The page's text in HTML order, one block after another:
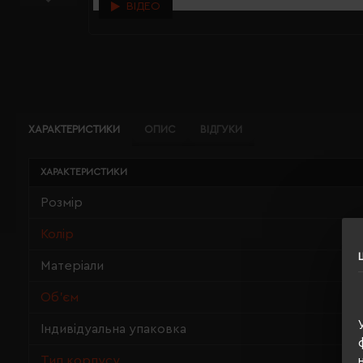
ВІДЕО
ХАРАКТЕРИСТИКИ ОПИС ВІДГУКИ
ХАРАКТЕРИСТИКИ
Розмір
Колір
Матеріали
Об'єм
Індивідуальна упаковка